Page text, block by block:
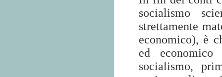
socialismo
strettamente
economico), è
ed
socialismo,